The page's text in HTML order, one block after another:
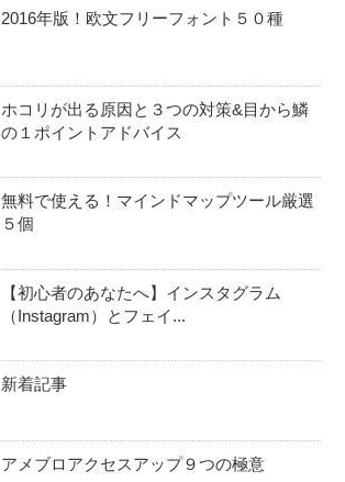
2016年版！欧文フリーフォント５０種
ホコリが出る原因と３つの対策&目から鱗
の１ポイントアドバイス
無料で使える！マインドマップツール厳選
５個
【初心者のあなたへ】インスタグラム
（Instagram）とフェイ...
新着記事
アメブロアクセスアップ９つの極意